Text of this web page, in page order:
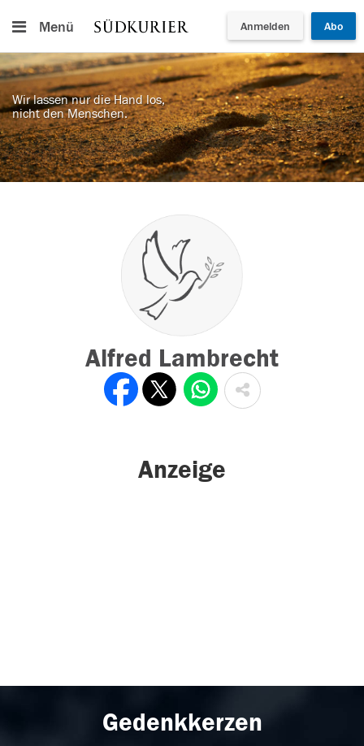
Menü Anmelden Abo
Wir lassen nur die Hand los,
nicht den Menschen.
Alfred Lambrecht
Anzeige
Gedenkkerzen